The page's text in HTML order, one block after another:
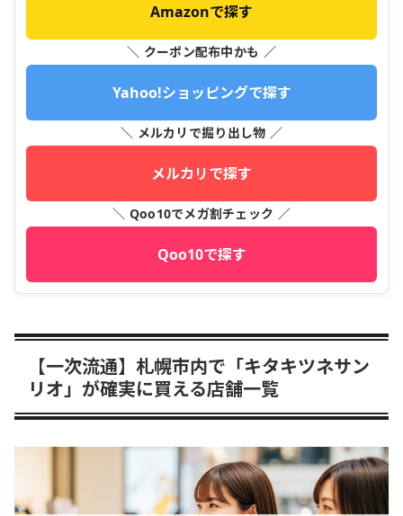
Amazonで探す
＼ クーポン配布中かも ／
Yahoo!ショッピングで探す
＼ メルカリで掘り出し物 ／
メルカリで探す
＼ Qoo10でメガ割チェック ／
Qoo10で探す
【一次流通】札幌市内で「キタキツネサン
リオ」が確実に買える店舗一覧